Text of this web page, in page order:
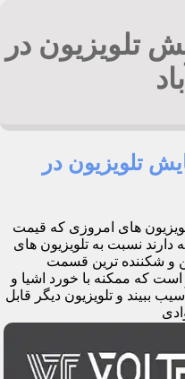
تلویزیون در
تلویزیون در
های امروزی که قیمت
دارند نسبت به تلویزیون های
و شکننده ترین قسمت
که ممکنه با خورد اشیا و
ببیند و تلویزیون دیگر قابل